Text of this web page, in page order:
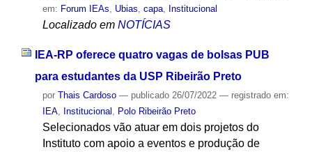
em: Forum IEAs, Ubias, capa, Institucional
Localizado em NOTÍCIAS
IEA-RP oferece quatro vagas de bolsas PUB
para estudantes da USP Ribeirão Preto
por Thais Cardoso — publicado26/07/2022 — registrado em:
IEA, Institucional Polo Ribeirão Preto
Selecionados vão atuar em dois projetos do
Instituto com apoio a eventos e produção de